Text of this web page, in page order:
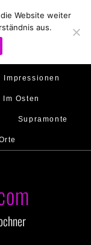
Feste feiern
Impressionen
Im Osten
Supramonte
Website weiter
aus.